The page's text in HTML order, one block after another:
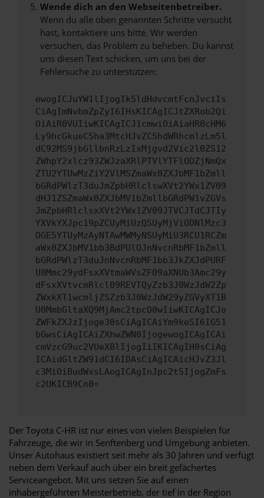
Wende dich an den Webseitenbetreiber.
Wenn du alle oben genannten Schritte versucht
hast, kontaktiere uns bitte. Wir werden
versuchen, das Problem zu beheben. Du kannst
uns diesen Text schicken, um uns bei der
Fehlersuche zu unterstützen:
ewogICJuYW1lIjogIk5ldHdvcmtFcnJvciIs
CiAgImNvbmZpZyI6IHsKICAgICJtZXRob2Qi
OiAiR0VUIiwKICAgICJ1cmwiOiAiaHR0cHM6
Ly9hcGkueC5ha3MtcHJvZC5hdWRhcmlzLm5l
dC92MS9jbGllbnRzLzIxMjgvd2Vic2l0ZS12
ZWhpY2xlcz93ZWJzaXRlPTVlYTFlODZjNmQx
ZTU2YTUwMzZiY2VlMSZmaWx0ZXJbMF1bZmll
bGRdPWlzT3duJmZpbHRlclswXVt2YWx1ZV09
dHJ1ZSZmaWx0ZXJbMV1bZmllbGRdPW1vZGVs
JmZpbHRlclsxXVt2YWx1ZV09JTVCJTdCJTIy
YXVkYXJpc19pZCUyMiUzQSUyMjViODNlMzc3
OGE5YTUyMzAyNTAwMWMyNSUyMiU3RCU1RCZm
aWx0ZXJbMV1bb3BdPUlOJnNvcnRbMF1bZmll
bGRdPWlzT3duJnNvcnRbMF1bb3JkZXJdPURF
U0Mmc29ydFsxXVtmaWVsZF09aXNUb3Amc29y
dFsxXVtvcmRlcl09REVTQyZzb3J0WzJdW2Zp
ZWxkXT1wcmljZSZzb3J0WzJdW29yZGVyXT1B
U0MmbGltaXQ9MjAmc2tpcD0wIiwKICAgICJo
ZWFkZXJzIjoge30sCiAgICAiYm9keSI6IG51
bGwsCiAgICAiZXhwZWN0IjogewogICAgICAi
cmVzcG9uc2VUeXBlIjogIiIKICAgIH0sCiAg
ICAidGltZW91dCI6IDAsCiAgICAicHJvZ3Jl
c3MiOiBudWxsLAogICAgInJpc2t5IjogZmFs
c2UKICB9Cn0=
Der Toyota C-HR ist nur eines von vielen Beispielen für
Fahrzeuge, die wir in Senftenberg und Umgebung anbieten.
Unser Autohaus existiert seit mehr als 30 Jahren und verfügt
neben dem Verkauf auch über ein breit gefächertes
Serviceangebot. Mit uns setzen Sie auf einen
inhabergeführten Meisterbetrieb, der tief in der Region